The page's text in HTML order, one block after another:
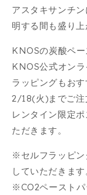
アスタキサンチ
明する間も盛り上
KNOSの炭酸ペ
KNOS公式オン
ラッピングもおす
2/18(火)までご注
レンタイン限定
ただきます。
※セルフラッピン
していただきます
※CO2ペーストパ